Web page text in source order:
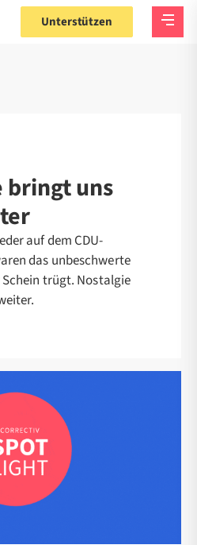
Unterstützen
bringt uns
auf dem CDU-
das unbeschwerte
Schein trügt. Nostalgie